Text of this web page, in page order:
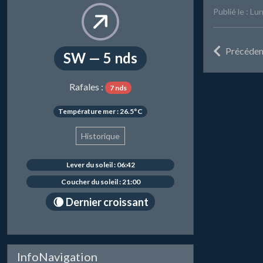
SW — 5 nds
Rafales : 7 nds
Température mer : 26.5°C
Historique
Lever du soleil : 06:42
Coucher du soleil : 21:00
🌘 Dernier croissant
InfoNavigation
Publié le :